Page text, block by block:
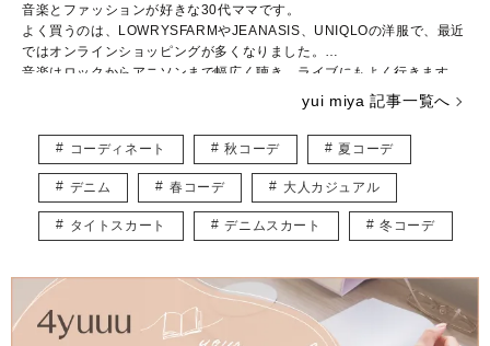
音楽とファッションが好きな30代ママです。
よく買うのは、LOWRYSFARMやJEANASIS、UNIQLOの洋服で、最近
ではオンラインショッピングが多くなりました。
音楽はロックからアニソンまで幅広く聴き、ライブにもよく行きます。
ハリーポッターシリーズのファンで、ファンタスティックビーストの新
趣味はハンドメイドやイラストを描くことで、子どもが寝たあとにコツ
コツ作業しています。
主にファッションの記事を書かせていただくと思いますが、自分の感じ
た“いいね”をみなさんと共有できたら嬉しいです。
よろしくお願いします。
yui miya 記事一覧へ
コーディネート 秋コーデ 夏コーデ
デニム 春コーデ 大人カジュアル
タイトスカート デニムスカート 冬コーデ